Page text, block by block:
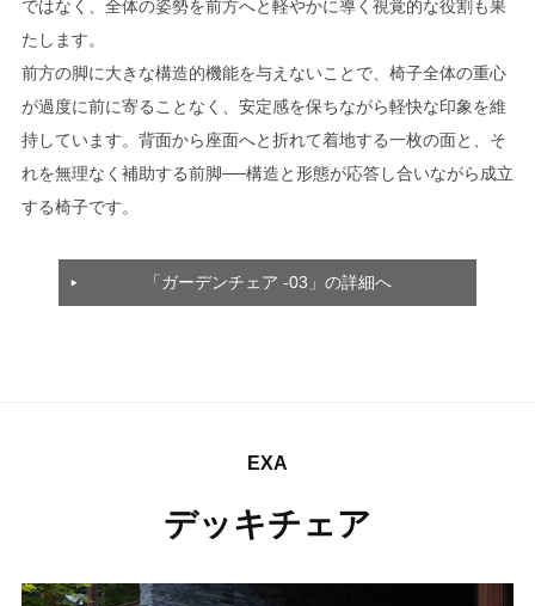
ではなく、全体の姿勢を前方へと軽やかに導く視覚的な役割も果
たします。
前方の脚に大きな構造的機能を与えないことで、椅子全体の重心
が過度に前に寄ることなく、安定感を保ちながら軽快な印象を維
持しています。背面から座面へと折れて着地する一枚の面と、そ
れを無理なく補助する前脚──構造と形態が応答し合いながら成立
する椅子です。
「ガーデンチェア -03」の詳細へ
EXA
デッキチェア